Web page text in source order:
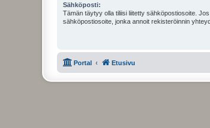
Sähköposti:
Tämän täytyy olla tiliisi liitetty sähköpostiosoite.
sähköpostiosoite, jonka annoit rekisteröinnin
Portal Etusivu